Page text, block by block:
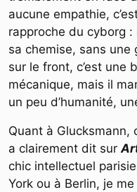
aucune empathie,
rapproche du cyborg
sa chemise, sans
sur le front, c’est une
mécanique, mais il
un peu d’humanité,
Quant à Glucksmann,
a clairement dit sur
chic intellectuel
York ou à Berlin, je